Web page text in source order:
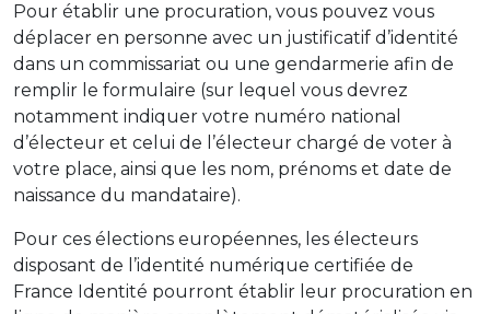
Pour établir une procuration, vous pouvez vous
déplacer en personne avec un justificatif d’identité
dans un commissariat ou une gendarmerie afin de
remplir le formulaire (sur lequel vous devrez
notamment indiquer votre numéro national
d’électeur et celui de l’électeur chargé de voter à
votre place, ainsi que les nom, prénoms et date de
naissance du mandataire).
Pour ces élections européennes, les électeurs
disposant de l’identité numérique certifiée de
France Identité pourront établir leur procuration en